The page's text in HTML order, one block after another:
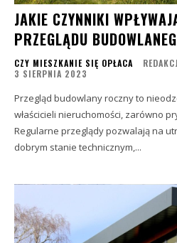
JAKIE CZYNNIKI
PRZEGLĄDU
CZY MIESZKANIE SIĘ OPŁACA
3 SIERPNIA 2023
Przegląd budowlany roczny to
właścicieli nieruchomości, zarówno
Regularne przeglądy pozwalają na
dobrym stanie technicznym,...